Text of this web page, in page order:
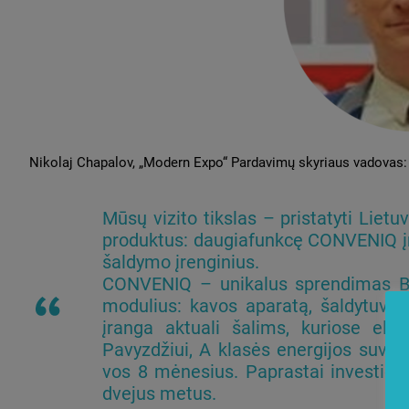
Nikolaj Chapalov, „Modern Expo“ Pardavimų skyriaus vadovas:
Mūsų vizito tikslas – pristatyti
produktus: daugiafunkcę
šaldymo įrenginius.
CONVENIQ – unikalus
modulius: kavos aparatą,
įranga aktuali šalims, kuriose
Pavyzdžiui, A klasės energijos
vos 8 mėnesius. Paprastai
dvejus metus.